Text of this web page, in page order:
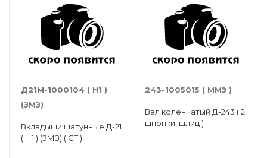
Д21М-1000104 ( Н1 )
(ЗМЗ)
Вкладыши шатунные Д-21
( Н1 ) (ЗМЗ) ( СТ.)
243-1005015 ( ММЗ )
Вал коленчатый Д-243 ( 2
шпонки, шлиц )